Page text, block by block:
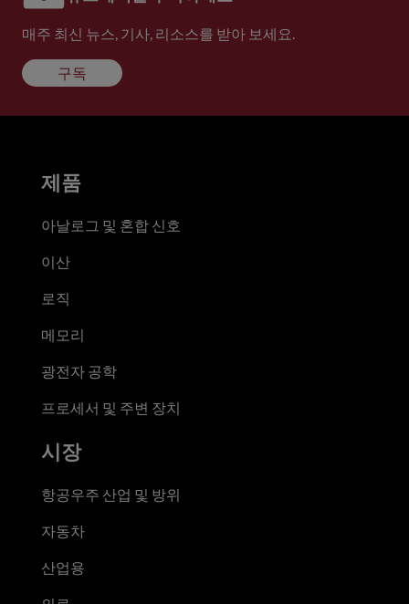
매주 최신 뉴스, 기사, 리소스를 받아 보세요.
구독
제품
아날로그 및 혼합 신호
이산
로직
메모리
광전자 공학
프로세서 및 주변 장치
시장
항공우주 산업 및 방위
자동차
산업용